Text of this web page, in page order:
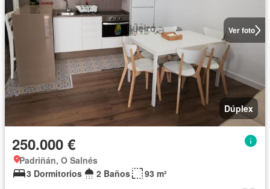
Ver foto
Dúplex
250.000 €
Padriñán, O Salnés
3 Dormitorios
2 Baños 93 m²